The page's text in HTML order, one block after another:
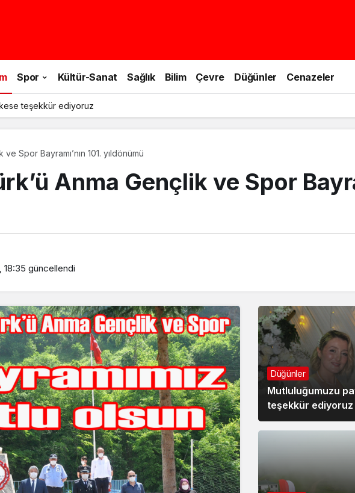
Spor Kültür-Sanat Sağlık Bilim Çevre Düğünler Cenazeler
teşekkür ediyoruz
Spor Bayramı’nın 101. yıldönümü
Anma Gençlik ve Spor
18:35 güncellendi
Düğünler
Mutluluğumuzu
teşekkür ediyoruz